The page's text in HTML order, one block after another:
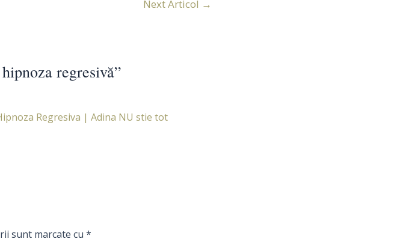
Next Articol →
regresivă”
Regresiva | Adina NU stie tot
sunt marcate cu *